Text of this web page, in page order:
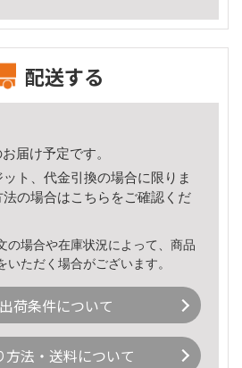
配送する
届け予定です。
ト、代金引換の場合に限りま
の場合はこちら をご確認くだ
の場合や在庫状況によって、商品
いただく場合がございます。
荷条件について
方法・送料について